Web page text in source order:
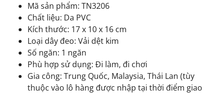
Mã sản phẩm: TN3206
Chất liệu: Da PVC
Kích thước: 17 x 10 x 16 cm
Loại dây đeo: Vải dệt kim
Số ngăn: 1 ngăn
Phù hợp sử dụng: Đi làm, đi chơi
Gia công: Trung Quốc, Malaysia, Thái Lan (tùy
thuộc vào lô hàng được nhập tại thời điểm giao